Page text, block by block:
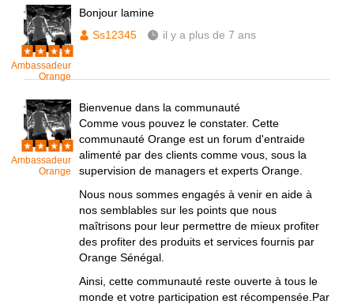
Ambassadeur
Orange
Bonjour lamine
Ss12345
il y a plus de 7 ans
Ambassadeur
Orange
Bienvenue dans la communauté
Comme vous pouvez le constater. Cette
communauté Orange est un forum d'entraide
alimenté par des clients comme vous, sous la
supervision de managers et experts Orange.
Nous nous sommes engagés à venir en aide à
nos semblables sur les points que nous
maîtrisons pour leur permettre de mieux profiter
des profiter des produits et services fournis par
Orange Sénégal.
Ainsi, cette communauté reste ouverte à tous le
monde et votre participation est récompensée.Par